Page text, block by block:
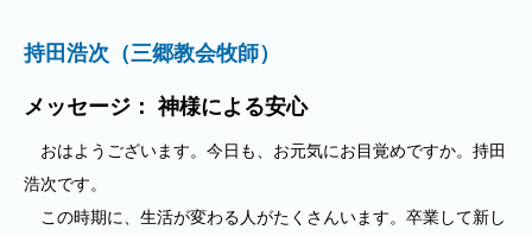
持田浩次（三郷教会牧師）
メッセージ： 神様による安心
おはようございます。今日も、お元気にお目覚めですか。持田
浩次です。
この時期に、生活が変わる人がたくさんいます。卒業して新し